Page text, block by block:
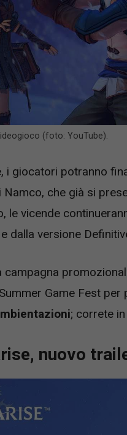
(foto: YouTube).
i giocatori potranno
Namco, che già si
le vicende
dalla versione
campagna
Game Fest per
; correte
nuovo